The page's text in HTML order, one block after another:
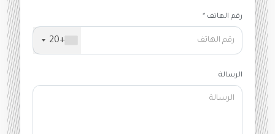
رقم الهاتف *
+20
الرسالة